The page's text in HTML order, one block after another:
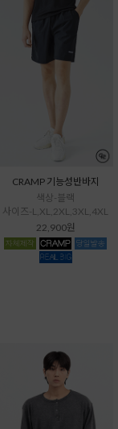
CRAMP 기능성반바지
색상-블랙
사이즈-L,XL,2XL,3XL,4XL
22,900원